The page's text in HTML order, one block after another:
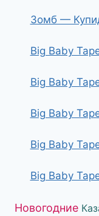
Зомб —
Big Baby
Big Baby
Big Baby
Big Baby
Big Baby
Новогодние